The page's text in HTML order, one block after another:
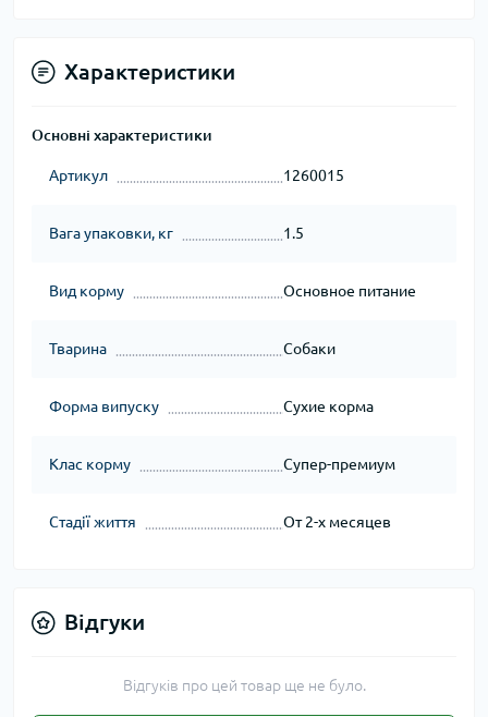
Характеристики
Основні характеристики
Артикул 1260015
Вага упаковки, кг 1.5
Вид корму Основное питание
Тварина Собаки
Форма випуску Сухие корма
Клас корму Супер-премиум
Стадії життя От 2-х месяцев
Відгуки
Відгуків про цей товар ще не було.